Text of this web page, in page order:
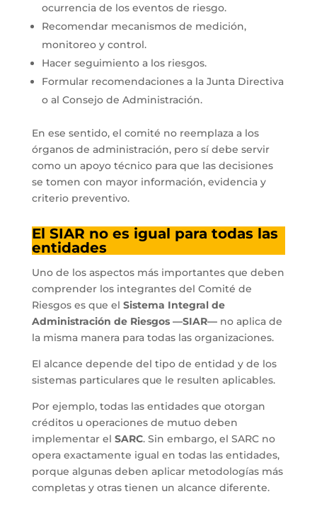
ocurrencia de los eventos de riesgo.
Recomendar mecanismos de medición,
monitoreo y control.
Hacer seguimiento a los riesgos.
Formular recomendaciones a la Junta Directiva
o al Consejo de Administración.
En ese sentido, el comité no reemplaza a los
órganos de administración, pero sí debe servir
como un apoyo técnico para que las decisiones
se tomen con mayor información, evidencia y
criterio preventivo.
El SIAR no es igual para todas las
entidades
Uno de los aspectos más importantes que deben
comprender los integrantes del Comité de
Riesgos es que el Sistema Integral de
Administración de Riesgos —SIAR—no aplica de
la misma manera para todas las organizaciones.
El alcance depende del tipo de entidad y de los
sistemas particulares que le resulten aplicables.
Por ejemplo, todas las entidades que otorgan
créditos u operaciones de mutuo deben
implementar el SARC. Sin embargo, el SARC no
opera exactamente igual en todas las entidades,
porque algunas deben aplicar metodologías más
completas y otras tienen un alcance diferente.